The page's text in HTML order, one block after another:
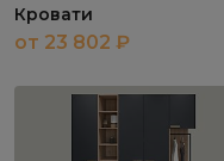
Кровати
от 23 802 ₽